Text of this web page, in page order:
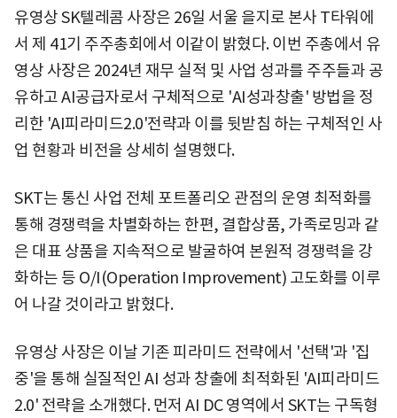
유영상 SK텔레콤 사장은 26일 서울 을지로 본사 T타워에
서 제 41기 주주총회에서 이같이 밝혔다. 이번 주총에서 유
영상 사장은 2024년 재무 실적 및 사업 성과를 주주들과 공
유하고 AI공급자로서 구체적으로 'AI성과창출' 방법을 정
리한 'AI피라미드2.0'전략과 이를 뒷받침 하는 구체적인 사
업 현황과 비전을 상세히 설명했다.
SKT는 통신 사업 전체 포트폴리오 관점의 운영 최적화를
통해 경쟁력을 차별화하는 한편, 결합상품, 가족로밍과 같
은 대표 상품을 지속적으로 발굴하여 본원적 경쟁력을 강
화하는 등 O/I(Operation Improvement) 고도화를 이루
어 나갈 것이라고 밝혔다.
유영상 사장은 이날 기존 피라미드 전략에서 '선택'과 '집
중'을 통해 실질적인 AI 성과 창출에 최적화된 'AI피라미드
2.0' 전략을 소개했다. 먼저 AI DC 영역에서 SKT는 구독형